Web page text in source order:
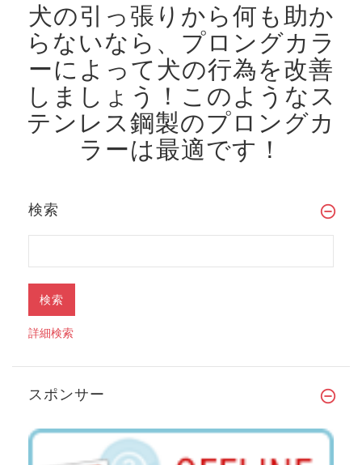
犬の引っ張りから何も助か
らないなら、プロングカラ
ーによって犬の行為を改善
しましょう！ このようなス
テンレス鋼製のプロングカ
ラーは最適です！
検索
詳細検索
スポンサー